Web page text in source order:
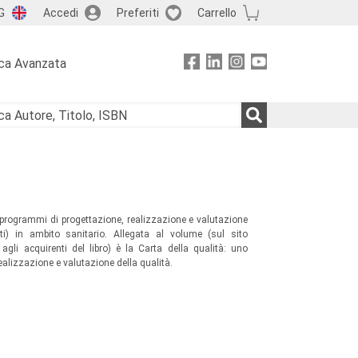
Accedi Preferiti Carrello
Avanzata
di progettazione, realizzazione e valutazione
in ambito sanitario. Allegata al volume (sul sito
agli acquirenti del libro) è la Carta della qualità: uno
e valutazione della qualità.